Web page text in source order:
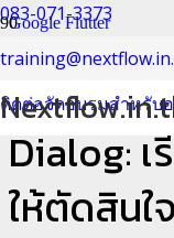
083-071-3373
ติดต่อจัดอบรมสำหรับ
Google Flutter
Flutter 3
Dialog: เ
ให้ตัดสิน